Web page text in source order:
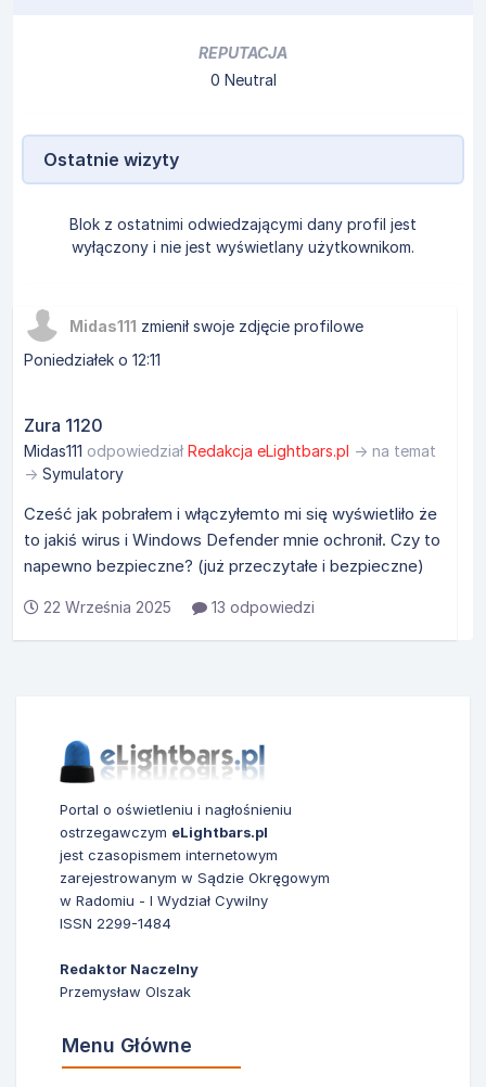
REPUTACJA
0 Neutral
Ostatnie wizyty
Blok z ostatnimi odwiedzającymi dany profil jest
wyłączony i nie jest wyświetlany użytkownikom.
Midas111 zmienił swoje zdjęcie profilowe
Poniedziałek o 12:11
Zura 1120
Midas111 odpowiedział Redakcja eLightbars.pl → na temat
→ Symulatory
Cześć jak pobrałem i włączyłemto mi się wyświetliło że
to jakiś wirus i Windows Defender mnie ochronił. Czy to
napewno bezpieczne? (już przeczytałe i bezpieczne)
22 Września 2025 13 odpowiedzi
Portal o oświetleniu i nagłośnieniu
ostrzegawczym eLightbars.pl
jest czasopismem internetowym
zarejestrowanym w Sądzie Okręgowym
w Radomiu - I Wydział Cywilny
ISSN 2299-1484
Redaktor Naczelny
Przemysław Olszak
Menu Główne